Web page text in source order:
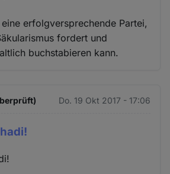
erfolgversprechende Partei,
fordert und
buchstabieren kann.
Do. 19 Okt 2017 - 17:06